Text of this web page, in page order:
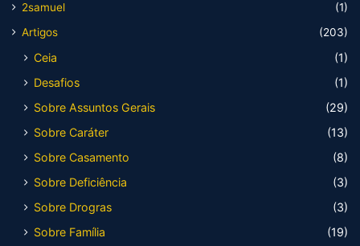
2samuel
(1)
Artigos
(203)
Ceia
(1)
Desafios
(1)
Sobre Assuntos Gerais
(29)
Sobre Caráter
(13)
Sobre Casamento
(8)
Sobre Deficiência
(3)
Sobre Drogras
(3)
Sobre Família
(19)